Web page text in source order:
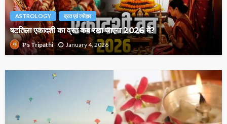
ASTROLOGY व्रत एवं त्योहार
षटतिला एकादशी का व्रत कब रखा जाएगा 2026 में?
Ps Tripathi January 4, 2026